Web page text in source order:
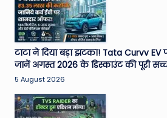
W
o
rl
d
टाटा ने दिया बड़ा झटका! Tata Curvv EV
जानें अगस्त 2026 के डिस्काउंट की पूरी
5 August 2026